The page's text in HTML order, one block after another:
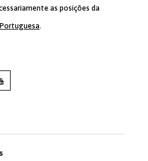
as posições da
.